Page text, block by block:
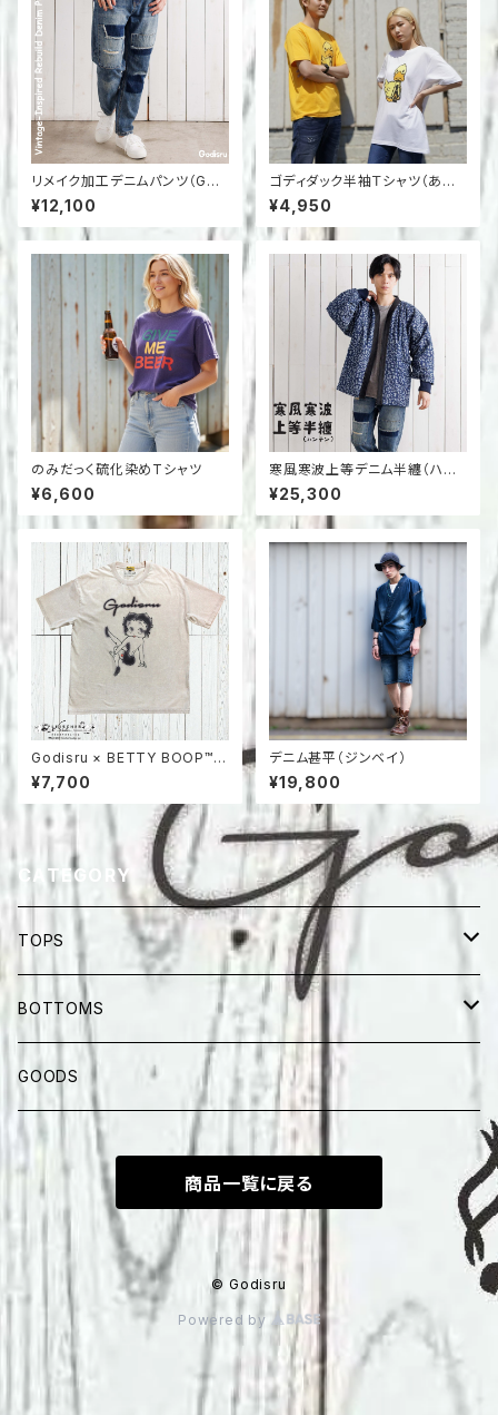
リメイク加工デニムパンツ（God
isruオリジナル）｜再構築デザイ
ン
¥12,100
ゴディダック半袖Ｔシャツ（あひ
る）
¥4,950
のみだっく硫化染めTシャツ
¥6,600
寒風寒波上等デニム半纏（ハン
テン）ヒョウ柄ジャガード
¥25,300
Godisru × BETTY BOOP™ G
raffiti Sulfur Dyed T-Shirt
¥7,700
デニム甚平（ジンベイ）
¥19,800
CATEGORY
TOPS
半纏
SHORT SLEEVES
LONG SLEEVES
BOTTOMS
LONG PANTS
SHORTS
GOODS
商品一覧に戻る
© Godisru
Powered by